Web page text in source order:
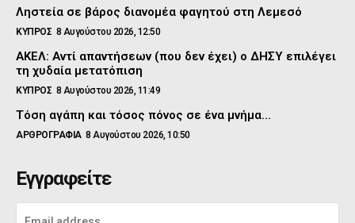
Ληστεία σε βάρος διανομέα φαγητού στη Λεμεσό
ΚΥΠΡΟΣ 8 Αυγούστου 2026, 12:50
ΑΚΕΛ: Αντί απαντήσεων (που δεν έχει) ο ΔΗΣΥ επιλέγει
τη χυδαία μετατόπιση
ΚΥΠΡΟΣ 8 Αυγούστου 2026, 11:49
Τόση αγάπη και τόσος πόνος σε ένα μνήμα…
ΑΡΘΡΟΓΡΑΦΙΑ 8 Αυγούστου 2026, 10:50
Εγγραφείτε